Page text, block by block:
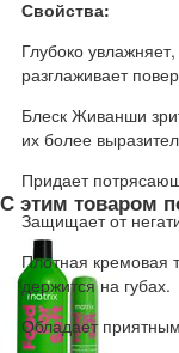
Свойства:
Глубоко
разглаживает
Блеск Живанши
их более
Придает
Защищает от
Плотная кремовая
держится на губах.
Обладает
С этим товаром